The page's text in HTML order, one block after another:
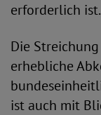
erforderlich ist.
Die
erhebliche
ist auch mit